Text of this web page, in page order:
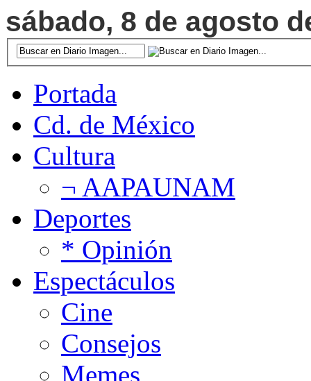
sábado, 8 de agosto
Portada
Cd. de México
Cultura
¬ AAPAUNAM
Deportes
* Opinión
Espectáculos
Cine
Consejos
Memes